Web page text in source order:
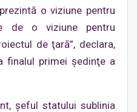
o viziune pentru
de o viziune pentru
de ţară”, declara,
finalul primei şedinţe a
şeful statului sublinia